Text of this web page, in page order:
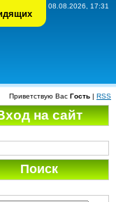
Суббота, 08.08.2026, 17:31
Приветствую Вас Гость | RSS
на сайт
Поиск